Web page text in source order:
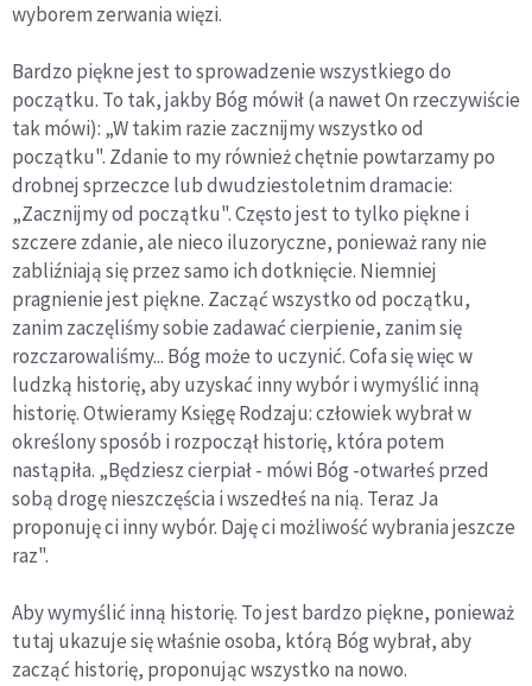
wyborem zerwania więzi.
Bardzo piękne jest to sprowadzenie wszystkiego do
początku. To tak, jakby Bóg mówił (a nawet On rzeczywiście
tak mówi): „W takim razie zacznijmy wszystko od
początku". Zdanie to my również chętnie powtarzamy po
drobnej sprzeczce lub dwudziestoletnim dramacie:
„Zacznijmy od początku". Często jest to tylko piękne i
szczere zdanie, ale nieco iluzoryczne, ponieważ rany nie
zabliźniają się przez samo ich dotknięcie. Niemniej
pragnienie jest piękne. Zacząć wszystko od początku,
zanim zaczęliśmy sobie zadawać cierpienie, zanim się
rozczarowaliśmy... Bóg może to uczynić. Cofa się więc w
ludzką historię, aby uzyskać inny wybór i wymyślić inną
historię.Otwieramy Księgę Rodzaju: człowiek wybrał w
określony sposób i rozpoczął historię, która potem
nastąpiła. „Będziesz cierpiał - mówi Bóg -otwarłeś przed
sobą drogę nieszczęścia i wszedłeś na nią. Teraz Ja
proponuję ci inny wybór. Daję ci możliwość wybrania jeszcze
raz".
Aby wymyślić inną historię. To jest bardzo piękne, ponieważ
tutaj ukazuje się właśnie osoba, którą Bóg wybrał, aby
zacząć historię, proponując wszystko na nowo.